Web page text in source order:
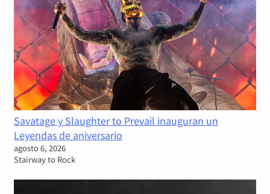
Savatage y Slaughter to Prevail inauguran un
Leyendas de aniversario
agosto 6, 2026
Stairway to Rock